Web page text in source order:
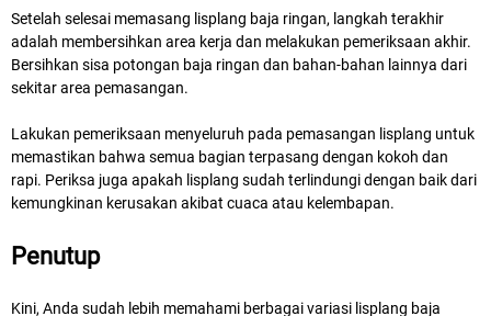
Setelah selesai memasang lisplang baja ringan, langkah terakhir
adalah membersihkan area kerja dan melakukan pemeriksaan akhir.
Bersihkan sisa potongan baja ringan dan bahan-bahan lainnya dari
sekitar area pemasangan.
Lakukan pemeriksaan menyeluruh pada pemasangan lisplang untuk
memastikan bahwa semua bagian terpasang dengan kokoh dan
rapi. Periksa juga apakah lisplang sudah terlindungi dengan baik dari
kemungkinan kerusakan akibat cuaca atau kelembapan.
Penutup
Kini, Anda sudah lebih memahami berbagai variasi lisplang baja